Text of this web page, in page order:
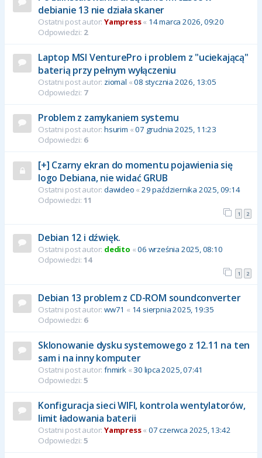
debianie 13 nie działa skaner
Ostatni post autor: Yampress« 14 marca 2026, 09:20
Odpowiedzi: 2
Laptop MSI VenturePro i problem z "uciekającą"
baterią przy pełnym wyłączeniu
Ostatni post autor: ziomal «08 stycznia 2026, 13:05
Odpowiedzi: 7
Problem z zamykaniem systemu
Ostatni post autor: hsurim «07 grudnia 2025, 11:23
Odpowiedzi: 6
[+] Czarny ekran do momentu pojawienia się
logo Debiana, nie widać GRUB
Ostatni post autor: dawideo «29 października 2025, 09:14
Odpowiedzi: 11
1 2
Debian 12 i dźwięk.
Ostatni post autor: dedito «06 września 2025, 08:10
Odpowiedzi: 14
1 2
Debian 13 problem z CD-ROM soundconverter
Ostatni post autor: ww71 « 14 sierpnia 2025, 19:35
Odpowiedzi: 6
Sklonowanie dysku systemowego z 12.11 na ten
sam i na inny komputer
Ostatni post autor: fnmirk« 30 lipca 2025, 07:41
Odpowiedzi: 5
Konfiguracja sieci WIFI, kontrola wentylatorów,
limit ładowania baterii
Ostatni post autor: Yampress« 07 czerwca 2025, 13:42
Odpowiedzi: 5